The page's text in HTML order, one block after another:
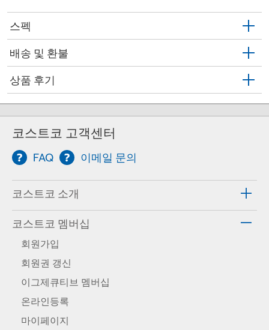
스펙
배송 및 환불
상품 후기
코스트코 고객센터
FAQ 이메일 문의
코스트코 소개
코스트코 멤버십
회원가입
회원권 갱신
이그제큐티브 멤버십
온라인등록
마이페이지